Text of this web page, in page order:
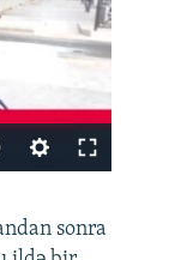
sonra